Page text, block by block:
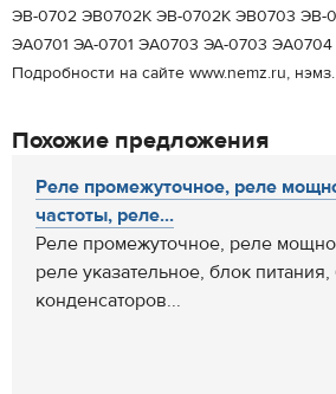
ЭВ-0702 ЭВ0702К ЭВ-0702К ЭB0703 ЭВ-
ЭA0701 ЭА-0701 ЭA0703 ЭА-0703 ЭA0704
Подробности на сайте www.nemz.ru,
Похожие предложения
Реле промежуточное, реле
частоты, реле...
Реле промежуточное, реле
реле указательное, блок питания,
конденсаторов...